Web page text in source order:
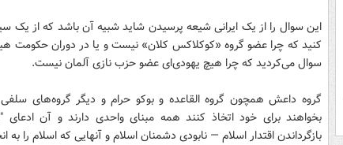
این سوال را از یک ایرانی شیعه پرسیدن شاید شبیه آن باشد که از یک
کنید که چرا عضو گروه «کوکلاکس کلان» نیست و یا در دوران حکومت
سوال می‌کردید که چرا هیچ یهودی‌ای عضو حزب نازی آلمان نیست.
گروه داعش همچون گروه القاعده و بوکو حرام و دیگر گروه‌های
بخواهند برای خود اتخاذ کنند همه مبنای واحدی دارند و آن
بازگرداندن اقتدار اسلام — نابودی دشمنان اسلام و آنهایی که اسلام را